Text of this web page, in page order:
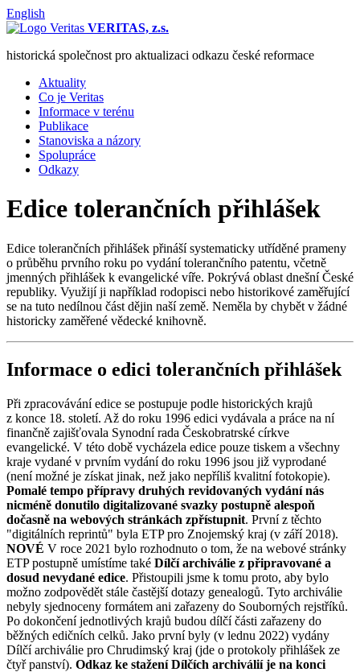
English
VERITAS, z.s.
historická společnost pro aktualizaci odkazu české reformace
Aktuality
Co je Veritas
Informace v terénu
Publikace
Stanoviska a názory
Spolupráce
Odkazy
Edice tolerančních přihlášek
Edice tolerančních přihlášek přináší systematicky utříděné prameny
o průběhu prvního roku po vydání tolerančního patentu, včetně
jmenných přihlášek k evangelické víře. Pokrývá oblast dnešní České
republiky. Využijí ji například rodopisci nebo historikové zaměřující
se na tuto nedílnou část dějin naší země. Neměla by chybět v žádné
historicky zaměřené vědecké knihovně.
Informace o edici tolerančních přihlášek
Při zpracovávání edice se postupuje podle historických krajů
z konce 18. století. Až do roku 1996 edici vydávala a práce na ní
finančně zajišťovala Synodní rada Českobratrské církve
evangelické. V této době vycházela edice pouze tiskem a všechny
kraje vydané v prvním vydání do roku 1996 jsou již vyprodané
(není možné je získat jinak, než jako nepříliš kvalitní fotokopie).
Pomalé tempo přípravy druhých revidovaných vydání nás
nicméně donutilo digitalizované svazky postupně alespoň
dočasně na webových stránkách zpřístupnit. První z těchto
"digitálních reprintů" byla ETP pro Znojemský kraj (v září 2018).
NOVÉ V roce 2021 bylo rozhodnuto o tom, že na webové stránky
ETP postupně umístíme také Dílčí archiválie z připravované a
dosud nevydané edice. Přistoupili jsme k tomu proto, aby bylo
možno zodpovědět stále častější dotazy genealogů. Tyto archiválie
nebyly sjednoceny formátem ani zařazeny do Souborných rejstříků.
Po dokončení jednotlivých krajů budou dílčí části zařazeny do
běžných edičních celků. Jako první byly (v lednu 2022) vydány
Dílčí archiválie pro Chrudimský kraj (jde o protokoly přihlášek ze
čtyř panství). Odkaz ke stažení Dílčích archiválií je na konci